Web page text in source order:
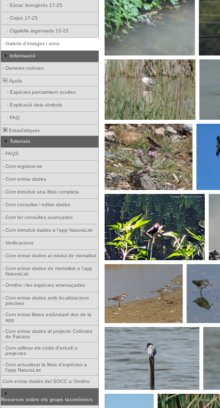
- Escac ferruginós 17-25
- Coipú 17-25
- Cigalella argentada 15-22
- Galeria d'imatges i sons
Informació
- Darreres notícies
Ajuda
- Espècies parcialment ocultes
- Explicació dels símbols
- FAQ
Estadístiques
Tutorials
- FAQS
- Com registrar-se
- Com entrar dades
- Com introduir una llista completa
- Com consultar i editar dades
- Com fer consultes avançades
- Com introduir dades a l'app NaturaList
- Verificacions
- Com entrar dades al mòdul de mortalitat
- Com entrar dades de mortalitat a l'app
NaturaList
- Ornitho i les espècies amenaçades
- Com entrar dades amb localitzacions
precises
- Com entrar llistes estàndard des de la
app
- Com entrar dades al projecte Colònies
de Falciots
- Com utilitzar els codis d'estudi o
projectes
- Com actualitzar la llista d'espècies a
l'app NaturaList
Com entrar dades del SOCC a Ornitho
Recursos sobre els grups taxonòmics